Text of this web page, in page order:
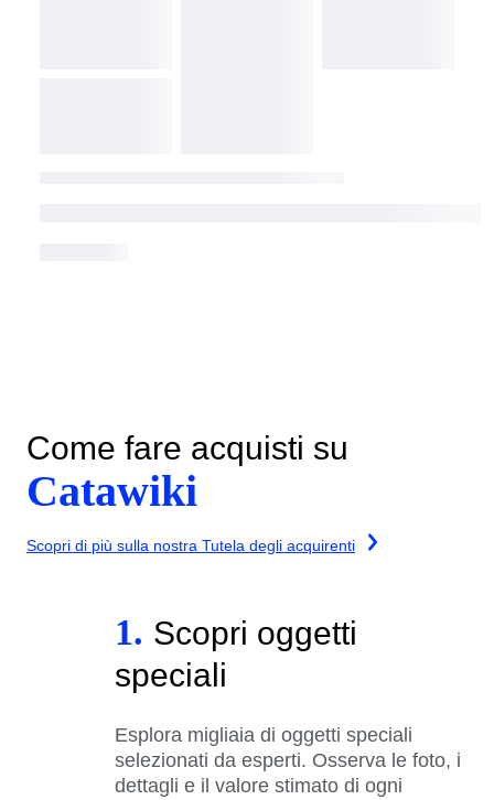
Come fare acquisti su
Catawiki
Scopri di più sulla nostra Tutela degli acquirenti
1. Scopri oggetti
speciali
Esplora migliaia di oggetti speciali
selezionati da esperti. Osserva le foto, i
dettagli e il valore stimato di ogni